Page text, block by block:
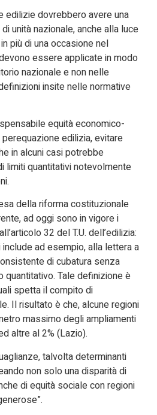
edilizie dovrebbero avere una
unità nazionale, anche alla luce
più di una occasione nel
essere applicate in modo
nazionale e non nelle
insite nelle normative
equità economico-
edilizia, evitare
in alcuni casi potrebbe
limiti quantitativi notevolmente
della riforma costituzionale
ad oggi sono in vigore i
32 del T.U. dell’edilizia:
ad esempio, alla lettera a
di cubatura senza
quantitativo. Tale definizione è
spetta il compito di
Il risultato è che, alcune regioni
massimo degli ampliamenti
altre al 2% (Lazio).
talvolta determinanti
non solo una disparità di
di equità sociale con regioni